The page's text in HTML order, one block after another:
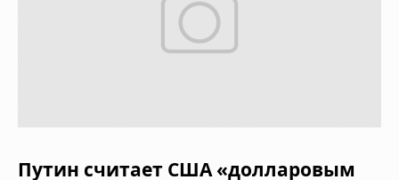
Путин считает США «долларовым